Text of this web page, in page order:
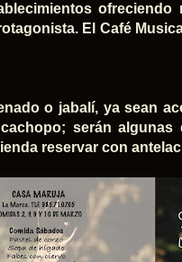
El Café
o jabalí, ya sean
serán algunas
reservar con